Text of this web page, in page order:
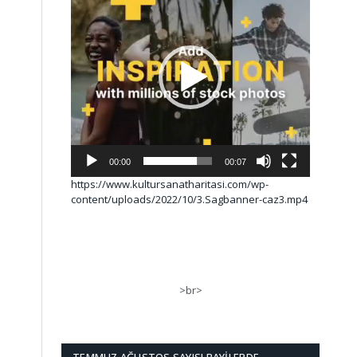
00:00 00:07
https://www.kultursanatharitasi.com/wp-
content/uploads/2022/10/3.Sagbanner-caz3.mp4
>br>